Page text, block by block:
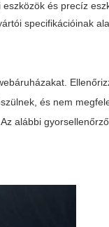
és precíz
specifikációinak
és nem
alábbi